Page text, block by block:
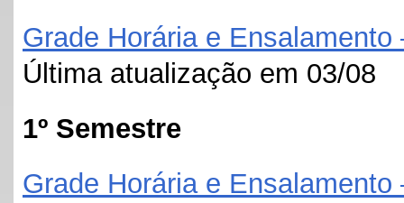
Grade Horária e
Última atualização em 03/08
1º Semestre
Grade Horária e